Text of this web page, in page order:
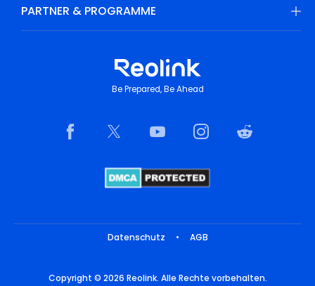
PARTNER & PROGRAMME
Be Prepared, Be Ahead
Datenschutz • AGB
Copyright © 2026 Reolink. Alle Rechte vorbehalten.